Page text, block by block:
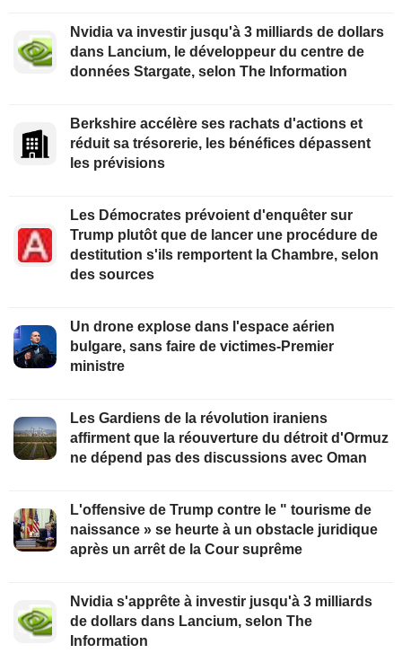
Nvidia va investir jusqu'à 3 milliards de dollars
dans Lancium, le développeur du centre de
données Stargate, selon The Information
Berkshire accélère ses rachats d'actions et
réduit sa trésorerie, les bénéfices dépassent
les prévisions
Les Démocrates prévoient d'enquêter sur
Trump plutôt que de lancer une procédure de
destitution s'ils remportent la Chambre, selon
des sources
Un drone explose dans l'espace aérien
bulgare, sans faire de victimes-Premier
ministre
Les Gardiens de la révolution iraniens
affirment que la réouverture du détroit d'Ormuz
ne dépend pas des discussions avec Oman
L'offensive de Trump contre le " tourisme de
naissance » se heurte à un obstacle juridique
après un arrêt de la Cour suprême
Nvidia s'apprête à investir jusqu'à 3 milliards
de dollars dans Lancium, selon The
Information